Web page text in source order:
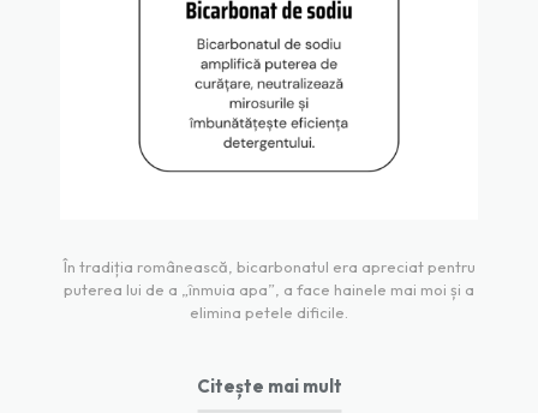
În tradiția românească, bicarbonatul era apreciat pentru
puterea lui de a „înmuia apa”, a face hainele mai moi și a
elimina petele dificile.
Citește mai mult